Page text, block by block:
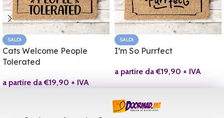
SALDI
Cats Welcome People
Tolerated
a partire da€19,90 + IVA
SALDI
I’m So Purrfect
a partire da€19,90 + IVA